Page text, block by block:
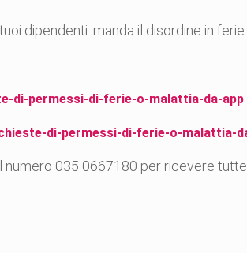
dipendenti: manda il disordine in
di-permessi-di-ferie-o-malattia-da-app
di-permessi-di-ferie-o-malattia-
035 0667180 per ricevere